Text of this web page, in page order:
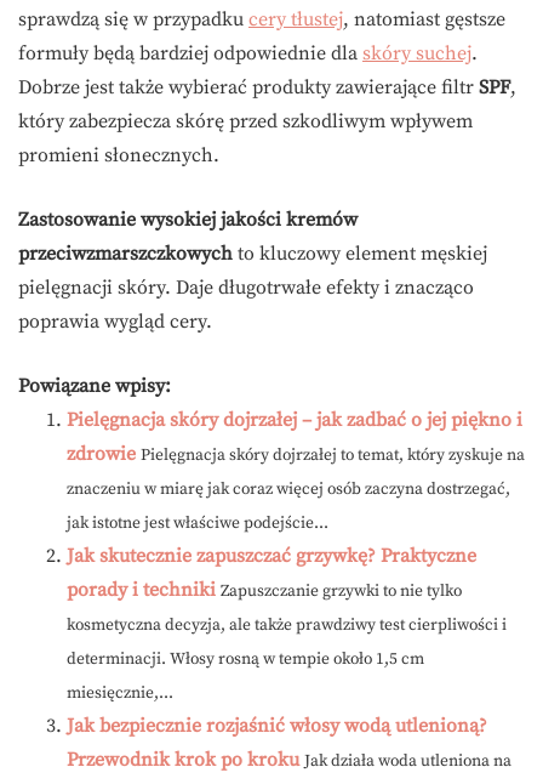
sprawdzą się w przypadku cery tłustej, natomiast gęstsze
formuły będą bardziej odpowiednie dla skóry suchej.
Dobrze jest także wybierać produkty zawierające filtr SPF,
który zabezpiecza skórę przed szkodliwym wpływem
promieni słonecznych.
Zastosowanie wysokiej jakości kremów
przeciwzmarszczkowych to kluczowy element męskiej
pielęgnacji skóry. Daje długotrwałe efekty i znacząco
poprawia wygląd cery.
Powiązane wpisy:
Pielęgnacja skóry dojrzałej – jak zadbać o jej piękno i
zdrowie Pielęgnacja skóry dojrzałej to temat, który zyskuje na
znaczeniu w miarę jak coraz więcej osób zaczyna dostrzegać,
jak istotne jest właściwe podejście...
Jak skutecznie zapuszczać grzywkę? Praktyczne
porady i techniki Zapuszczanie grzywki to nie tylko
kosmetyczna decyzja, ale także prawdziwy test cierpliwości i
determinacji. Włosy rosną w tempie około 1,5 cm
miesięcznie,...
Jak bezpiecznie rozjaśnić włosy wodą utlenioną?
Przewodnik krok po kroku Jak działa woda utleniona na